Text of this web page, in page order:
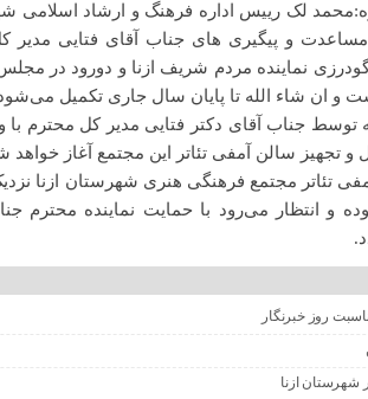
لک رييس اداره فرهنگ و ارشاد اسلامی
مساعدت و پیگیری های جناب آقای فتایی
نماینده مردم شریف ازنا و دورود در
و ان شاء الله تا پایان سال جاری تکمیل
جناب آقای دکتر فتایی مدیر کل محترم با
و تجهیز سالن آمفی تئاتر این مجتمع آغاز خواهد
و انتظار می‌رود با حمایت نماینده محترم
روز خبرنگار
شهرستان ازنا